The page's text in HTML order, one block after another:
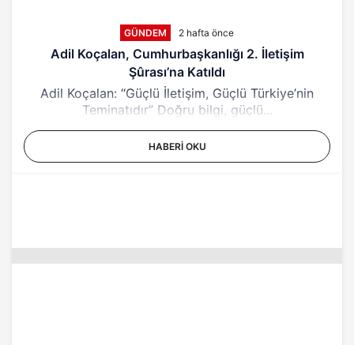
GÜNDEM 2 hafta önce
Adil Koçalan, Cumhurbaşkanlığı 2. İletişim
Şûrası’na Katıldı
Adil Koçalan: “Güçlü İletişim, Güçlü Türkiye’nin
Teminatıdır” Doğru bilgi, güçlü...
HABERI OKU